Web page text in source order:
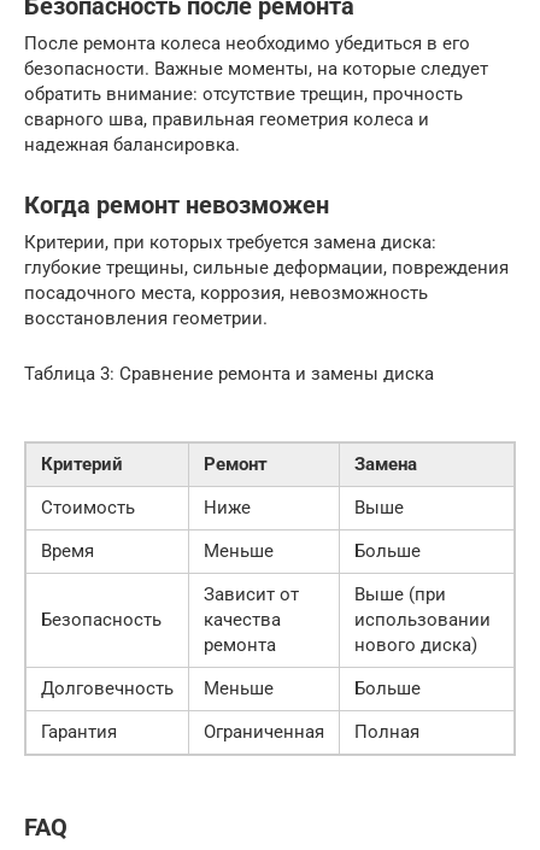
Безопасность после ремонта
После ремонта колеса необходимо убедиться в его
безопасности. Важные моменты, на которые следует
обратить внимание: отсутствие трещин, прочность
сварного шва, правильная геометрия колеса и
надежная балансировка.
Когда ремонт невозможен
Критерии, при которых требуется замена диска:
глубокие трещины, сильные деформации, повреждения
посадочного места, коррозия, невозможность
восстановления геометрии.
Таблица 3: Сравнение ремонта и замены диска
Критерий Ремонт
Замена
Стоимость
Ниже
Выше
Время
Меньше Больше
Безопасность
Зависит от
качества
ремонта
Выше (при
использовании
нового диска)
Долговечность
Меньше
Больше
Гарантия
Ограниченная Полная
FAQ